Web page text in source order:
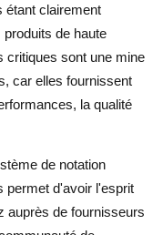
étant clairement
de haute
critiques sont une mine
car elles fournissent
la qualité
de notation
permet d'avoir l'esprit
auprès de fournisseurs